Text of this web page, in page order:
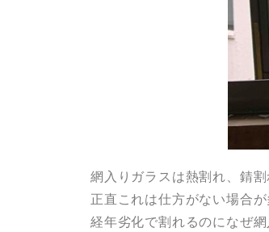
網入りガラスは熱割れ、錆
正直これは仕方がない場合が
経年劣化で割れるのになぜ